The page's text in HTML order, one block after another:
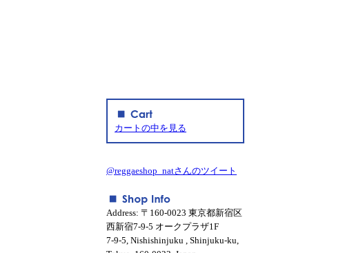
カートの中を見る
@reggaeshop_natさんのツイート
Address: 〒160-0023 東京都新宿区
西新宿7-9-5 オークプラザ1F
7-9-5, Nishishinjuku , Shinjuku-ku,